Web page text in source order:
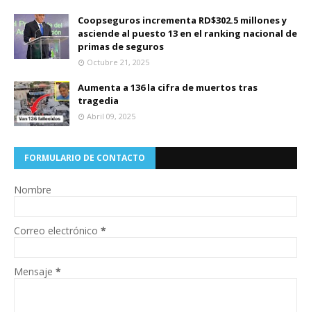
Coopseguros incrementa RD$302.5 millones y
asciende al puesto 13 en el ranking nacional de
primas de seguros
Octubre 21, 2025
Aumenta a 136 la cifra de muertos tras
tragedia
Abril 09, 2025
FORMULARIO DE CONTACTO
Nombre
Correo electrónico *
Mensaje *